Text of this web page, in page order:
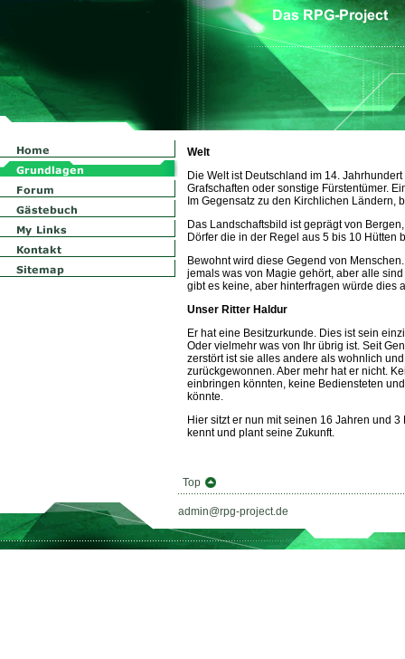
Welt
Die Welt ist Deutschland im 14.
Grafschaften oder sonstige Fürstentümer.
Im Gegensatz zu den Kirchlichen Ländern,
Das Landschaftsbild ist geprägt von
Dörfer die in der Regel aus 5 bis 10 Hütten
Bewohnt wird diese Gegend von
jemals was von Magie gehört, aber alle
gibt es keine, aber hinterfragen würde dies
Unser Ritter Haldur
Er hat eine Besitzurkunde. Dies ist sein
Oder vielmehr was von Ihr übrig ist. Seit
zerstört ist sie alles andere als wohnlich
zurückgewonnen. Aber mehr hat er nicht.
einbringen könnten, keine Bediensteten
könnte.
Hier sitzt er nun mit seinen 16 Jahren und
kennt und plant seine Zukunft.
Top
admin@rpg-project.de